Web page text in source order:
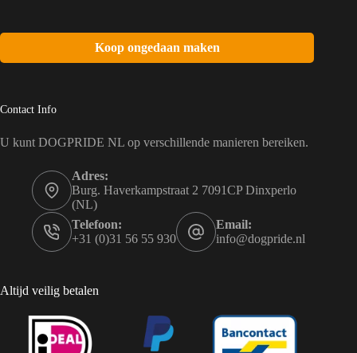
Koop ongedaan maken
Contact Info
U kunt DOGPRIDE NL op verschillende manieren bereiken.
Adres:
Burg. Haverkampstraat 2 7091CP Dinxperlo
(NL)
Telefoon:
+31 (0)31 56 55 930
Email:
info@dogpride.nl
Altijd veilig betalen